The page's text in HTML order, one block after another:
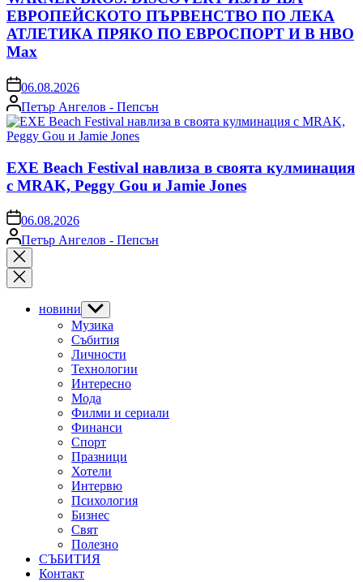
ЕВРОПЕЙСКОТО ПЪРВЕНСТВО ПО ЛЕКА
АТЛЕТИКА ПРЯКО ПО ЕВРОСПОРТ И В НВО
Мах
on06.08.2026
Posted
by
Петър Ангелов - Пепсън
EXE Beach Festival навлиза в своята кулминация
с MRAK, Peggy Gou и Jamie Jones
on06.08.2026
Posted
by
Петър Ангелов - Пепсън
Close
search
новини Show
sub
menu
Музика
Събития
Личности
Технологии
Интересно
Мода
Филми и сериали
Финанси
Спорт
Празници
Хотели
Интервю
Психология
Бизнес
Свят
Полезно
СЪБИТИЯ
Контакт